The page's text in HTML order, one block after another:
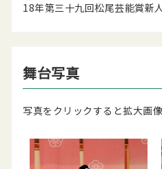
18年第三十九回松尾芸能賞新人
舞台写真
写真をクリックすると拡大画